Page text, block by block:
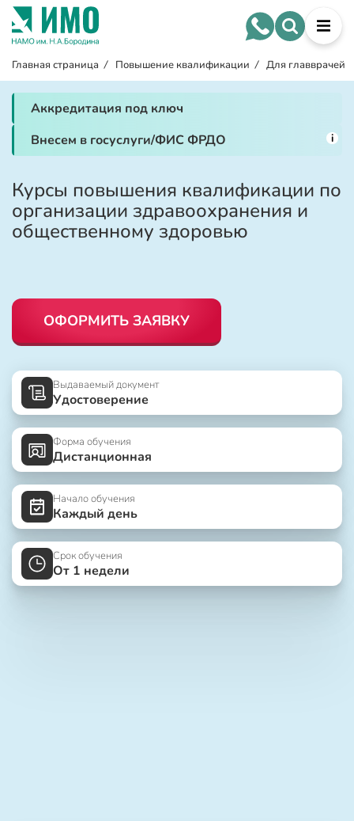
Главная страница / Повышение квалификации / Для главврачей
Аккредитация под ключ
Внесем в госуслуги/ФИС ФРДО
i
Курсы повышения квалификации по
организации здравоохранения и
общественному здоровью
ОФОРМИТЬ ЗАЯВКУ
Выдаваемый документ
Удостоверение
Форма обучения
Дистанционная
Начало обучения
Каждый день
Срок обучения
От 1 недели